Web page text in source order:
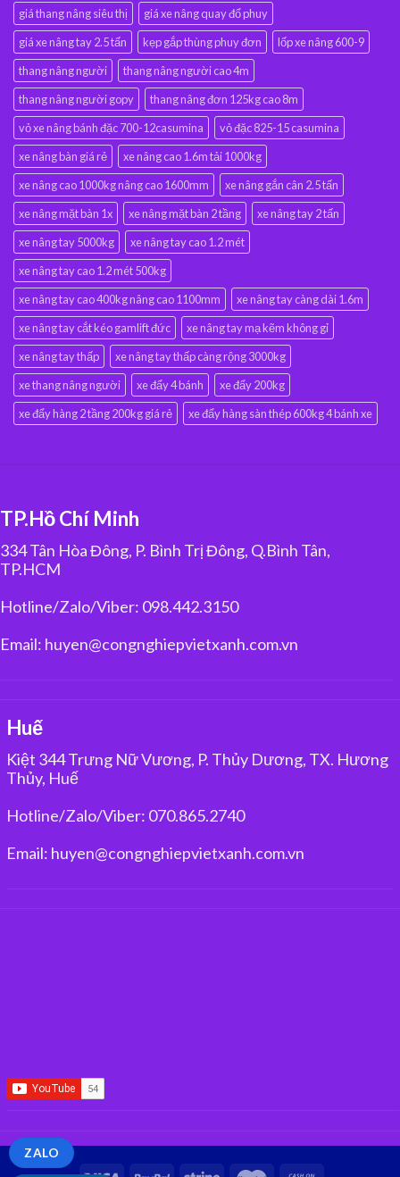
giá thang nâng siêu thị
giá xe nâng quay đổ phuy
giá xe nâng tay 2.5 tấn
kẹp gắp thùng phuy đơn
lốp xe nâng 600-9
thang nâng người
thang nâng người cao 4m
thang nâng người gopy
thang nâng đơn 125kg cao 8m
vỏ xe nâng bánh đặc 700-12casumina
vỏ đặc 825-15 casumina
xe nâng bàn giá rẻ
xe nâng cao 1.6m tải 1000kg
xe nâng cao 1000kg nâng cao 1600mm
xe nâng gắn cân 2.5 tấn
xe nâng mặt bàn 1x
xe nâng mặt bàn 2 tầng
xe nâng tay 2 tấn
xe nâng tay 5000kg
xe nâng tay cao 1.2 mét
xe nâng tay cao 1.2 mét 500kg
xe nâng tay cao 400kg nâng cao 1100mm
xe nâng tay càng dài 1.6m
xe nâng tay cắt kéo gamlift đức
xe nâng tay mạ kẽm không gỉ
xe nâng tay thấp
xe nâng tay thấp càng rộng 3000kg
xe thang nâng người
xe đẩy 4 bánh
xe đẩy 200kg
xe đẩy hàng 2 tầng 200kg giá rẻ
xe đẩy hàng sàn thép 600kg 4 bánh xe
TP.Hồ Chí Minh
334 Tân Hòa Đông, P. Bình Trị Đông, Q.Bình Tân,
TP.HCM
Hotline/Zalo/Viber: 098.442.3150
Email: huyen@congnghiepvietxanh.com.vn
Huế
Kiệt 344 Trưng Nữ Vương, P. Thủy Dương, TX. Hương
Thủy, Huế
Hotline/Zalo/Viber: 070.865.2740
Email: huyen@congnghiepvietxanh.com.vn
ZALO